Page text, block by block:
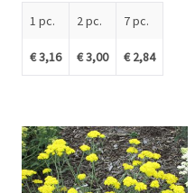
1 pc.
€ 3,16
2 pc.
€ 3,00
7 pc.
€ 2,84